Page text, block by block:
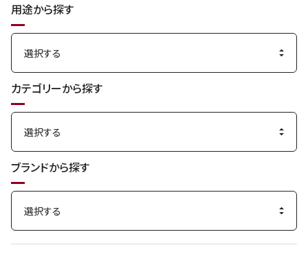
用途から探す
カテゴリーから探す
ブランドから探す